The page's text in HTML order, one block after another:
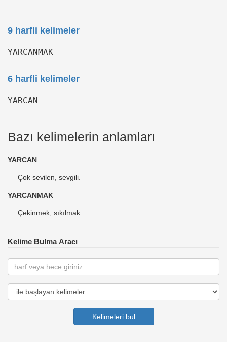
9 harfli kelimeler
YARCANMAK
6 harfli kelimeler
YARCAN
Bazı kelimelerin anlamları
YARCAN
Çok sevilen, sevgili.
YARCANMAK
Çekinmek, sıkılmak.
Kelime Bulma Aracı